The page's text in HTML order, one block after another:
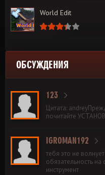
World Edit
ОБСУЖДЕНИЯ
123
Цитата:
почитайте
IGROMAN192
тебя это не
обязательность
инструмент